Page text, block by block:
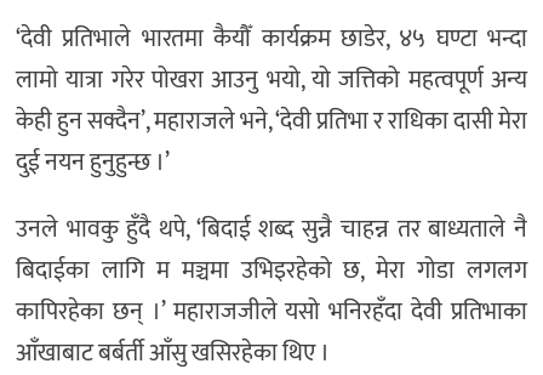
‘देवी प्रतिभाले भारतमा कैयौँ कार्यक्रम छाडेर, ४५ घण्टा भन्दा
लामो यात्रा गरेर पोखरा आउनु भयो, यो जत्तिको महत्वपूर्ण अन्य
केही हुन सक्दैन’, महाराजले भने, ‘देवी प्रतिभा र राधिका दासी मेरा
दुई नयन हुनुहुन्छ ।’
उनले भावकु हुँदै थपे, ‘बिदाई शब्द सुन्नै चाहन्न तर बाध्यताले नै
बिदाईका लागि म मञ्चमा उभिइरहेको छ, मेरा गोडा लगलग
कापिरहेका छन् ।’ महाराजजीले यसो भनिरहँदा देवी प्रतिभाका
आँखाबाट बर्बर्ती आँसु खसिरहेका थिए ।